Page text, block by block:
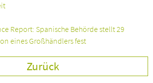
Report: Spanische Behörde stellt 29
eines Großhändlers fest
Zurück